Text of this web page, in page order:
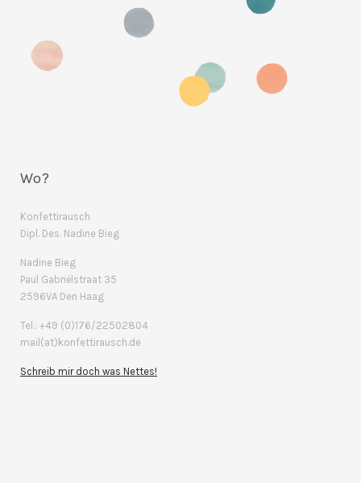
Wo?
Konfettirausch
Dipl. Des. Nadine Bieg
Nadine Bieg
Paul Gabriëlstraat 35
2596VA Den Haag
Tel.: +49 (0)176/22502804
mail(at)konfettirausch.de
Schreib mir doch was Nettes!